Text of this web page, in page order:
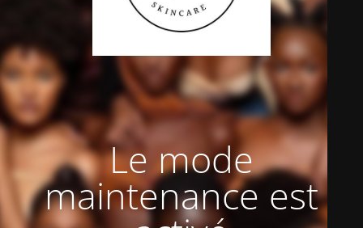
Le mode
maintenance est